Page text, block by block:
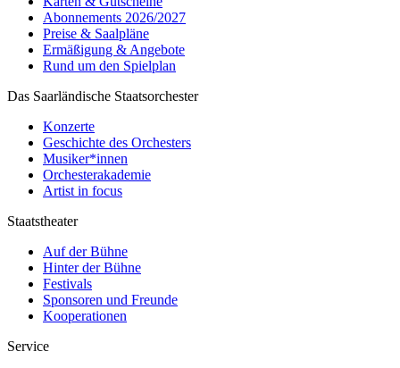
Abonnements 2026/2027
Preise & Saalpläne
Ermäßigung & Angebote
Rund um den Spielplan
Das Saarländische Staatsorchester
Konzerte
Geschichte des Orchesters
Musiker*innen
Orchesterakademie
Artist in focus
Staatstheater
Auf der Bühne
Hinter der Bühne
Festivals
Sponsoren und Freunde
Kooperationen
Service